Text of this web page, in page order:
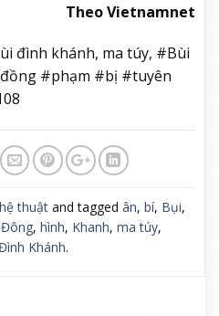
Theo Vietnamnet
đình khánh, ma túy, #Bùi
#phạm #bị #tuyên
thuật and tagged ân, bí, Bụi,
Đông, hình, Khanh, ma túy,
Khánh.